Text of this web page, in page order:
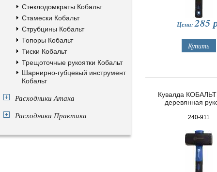
Стеклодомкраты Кобальт
Стамески Кобальт
Струбцины Кобальт
Топоры Кобальт
Тиски Кобальт
Трещоточные рукоятки Кобальт
Шарнирно-губцевый инструмент
Кобальт
Расходники Атака
Расходники Практика
Цена:285
Кувалда КОБАЛЬТ
деревянная
240-911